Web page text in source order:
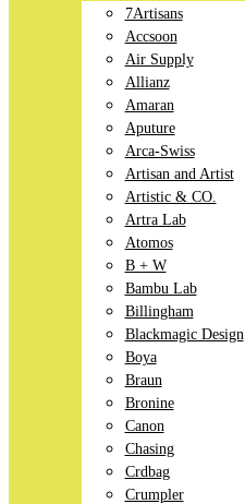
7Artisans
Accsoon
Air Supply
Allianz
Amaran
Aputure
Arca-Swiss
Artisan and Artist
Artistic & CO.
Artra Lab
Atomos
B + W
Bambu Lab
Billingham
Blackmagic Design
Boya
Braun
Bronine
Canon
Chasing
Crdbag
Crumpler